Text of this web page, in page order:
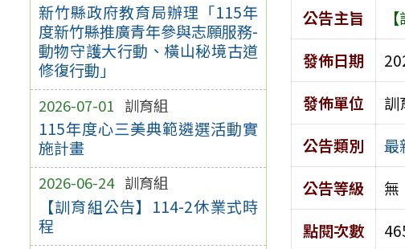
新竹縣政府教育局辦理「115年
度新竹縣推廣青年參與志願服務-
動物守護大行動、橫山秘境古道
修復行動」
2026-07-01 訓育組
115年度心三美典範遴選活動實
施計畫
2026-06-24 訓育組
【訓育組公告】114-2休業式時
程
公告主旨
發佈日期
發佈單位
訓
公告類別
最
公告等級
無
點閱次數